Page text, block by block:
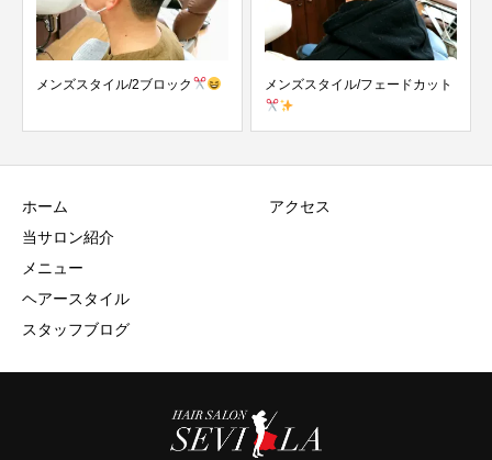
メンズスタイル/フェードカット メンズスタイル/スキンフェード
ホーム
当サロン紹介
メニュー
ヘアースタイル
スタッフブログ
アクセス